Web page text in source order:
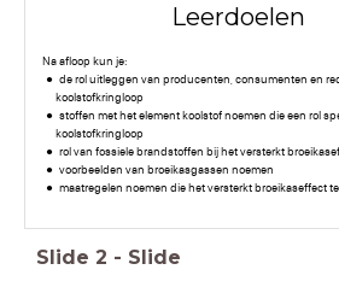
Leerdoelen
Na afloop kun je:
de rol uitleggen van producenten, consumenten en
koolstofkringloop
stoffen met het element koolstof noemen die een rol
koolstofkringloop
rol van fossiele brandstoffen bij het versterkt
voorbeelden van broeikasgassen noemen
maatregelen noemen die het versterkt broeikaseffect
Slide 2 - Slide